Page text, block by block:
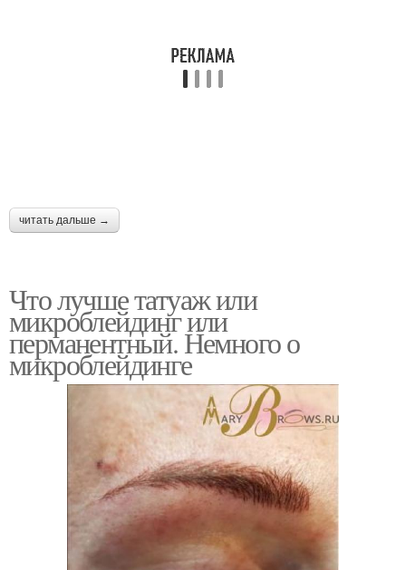
читать дальше →
Что лучше татуаж или
микроблейдинг или
перманентный. Немного о
микроблейдинге